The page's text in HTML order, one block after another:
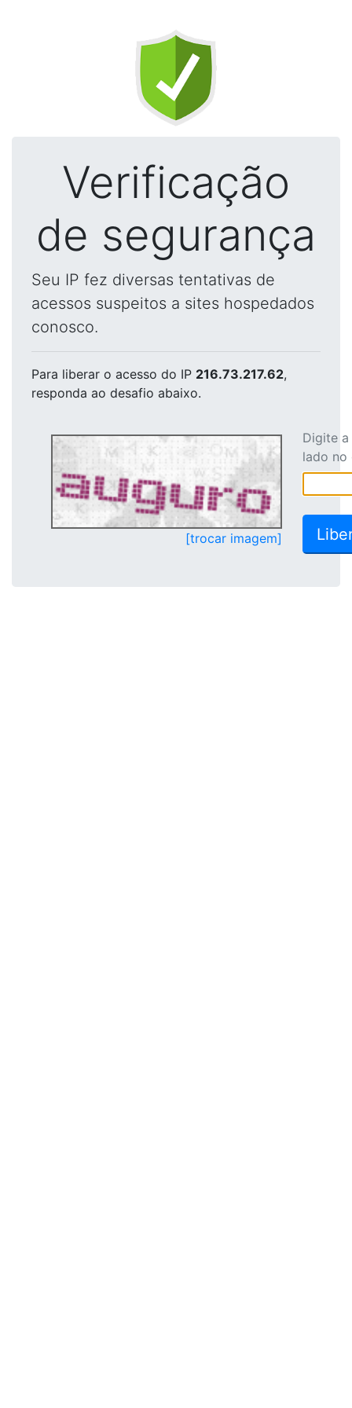
Verificação
de segurança
Seu IP fez diversas tentativas de
acessos suspeitos a sites hospedados
conosco.
Para liberar o acesso do IP 216.73.217.62,
responda ao desafio abaixo.
[trocar imagem]
Digite
lado no